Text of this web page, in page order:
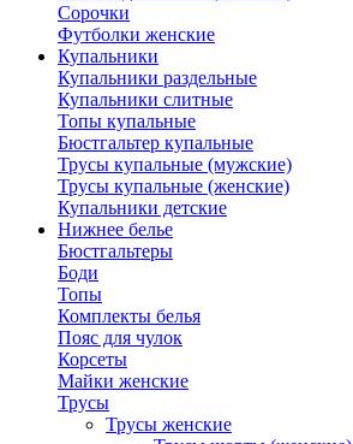
Сорочки
Футболки женские
Купальники
Купальники раздельные
Купальники слитные
Топы купальные
Бюстгальтер купальные
Трусы купальные (мужские)
Трусы купальные (женские)
Купальники детские
Нижнее белье
Бюстгальтеры
Боди
Топы
Комплекты белья
Пояс для чулок
Корсеты
Майки женские
Трусы
Трусы женские